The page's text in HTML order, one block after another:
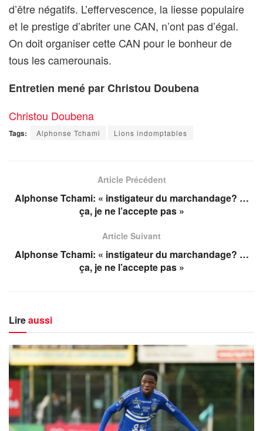
d’être négatifs. L’effervescence, la liesse populaire
et le prestige d’abriter une CAN, n’ont pas d’égal.
On doit organiser cette CAN pour le bonheur de
tous les camerounais.
Entretien mené par Christou Doubena
Christou Doubena
Tags: Alphonse Tchami Lions indomptables
Article Précédent
Alphonse Tchami: « instigateur du marchandage? …
ça, je ne l’accepte pas »
Article Suivant
Alphonse Tchami: « instigateur du marchandage? …
ça, je ne l’accepte pas »
Lireaussi